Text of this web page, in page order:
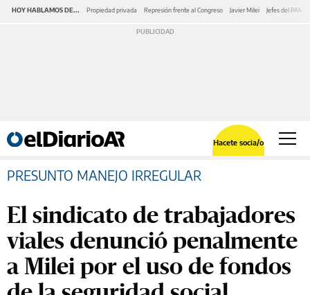
HOY HABLAMOS DE... Propiedad privada Represión frente al Congreso Javier Milei Jefes del PAMI
Hacete socia/o
PRESUNTO MANEJO IRREGULAR
El sindicato de trabajadores
viales denunció penalmente
a Milei por el uso de fondos